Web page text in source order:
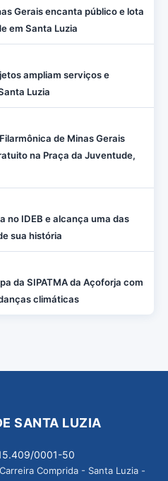
Gerais encanta público e lota
em Santa Luzia
ampliam serviços e
Luzia
de Minas Gerais
na Praça da Juventude,
no IDEB e alcança uma das
sua história
da SIPATMA da Açoforja com
climáticas
SANTA LUZIA
0001-50
Comprida - Santa Luzia -